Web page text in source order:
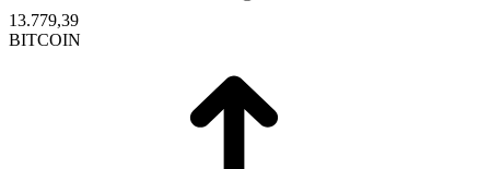
13.779,39
BITCOIN